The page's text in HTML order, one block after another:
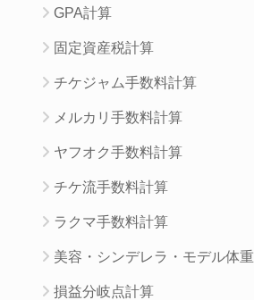
GPA計算
固定資産税計算
チケジャム手数料計算
メルカリ手数料計算
ヤフオク手数料計算
チケ流手数料計算
ラクマ手数料計算
美容・シンデレラ・モデル体重
損益分岐点計算